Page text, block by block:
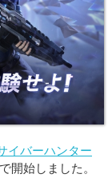
イバーハンター
開始しました。